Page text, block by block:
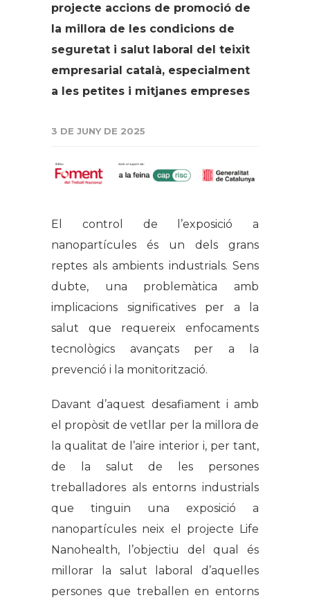
projecte accions de promoció de
la millora de les condicions de
seguretat i salut laboral del teixit
empresarial català, especialment
a les petites i mitjanes empreses
3 DE JUNY DE 2025
El control de l’exposició a
nanopartícules és un dels grans
reptes als ambients industrials. Sens
dubte, una problemàtica amb
implicacions significatives per a la
salut que requereix enfocaments
tecnològics avançats per a la
prevenció i la monitorització.
Davant d’aquest desafiament i amb
el propòsit de vetllar per la millora de
la qualitat de l’aire interior i, per tant,
de la salut de les persones
treballadores als entorns industrials
que tinguin una exposició a
nanopartícules neix el projecte Life
Nanohealth, l’objectiu del qual és
millorar la salut laboral d’aquelles
persones que treballen en entorns